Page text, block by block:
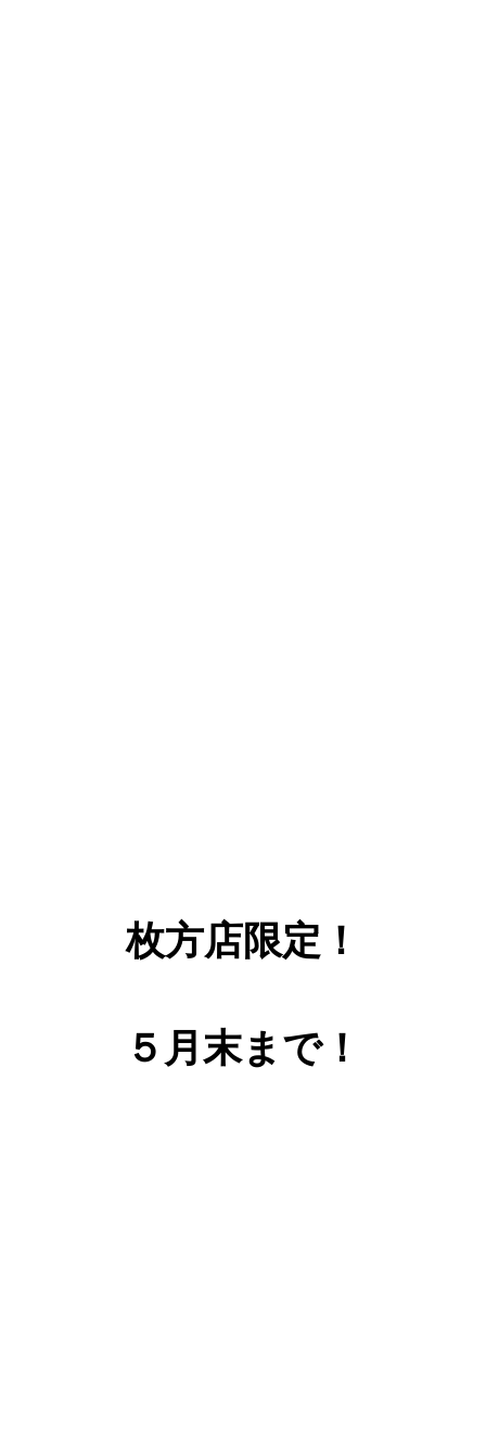
枚方店限定！
５月末まで！